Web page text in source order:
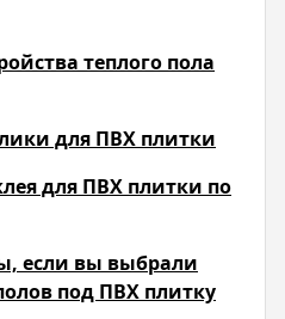
теплого пола
для ПВХ плитки
для ПВХ плитки по
если вы выбрали
под ПВХ плитку